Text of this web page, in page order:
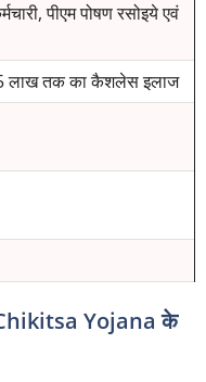
पीएम पोषण रसोइये एवं
₹5 लाख तक का कैशलेस इलाज
Yojana के